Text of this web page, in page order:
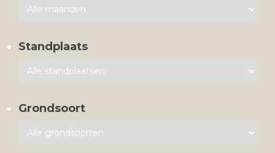
Standplaats
Grondsoort